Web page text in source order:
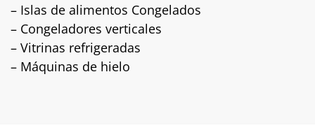
– Islas de alimentos Congelados
– Congeladores verticales
– Vitrinas refrigeradas
– Máquinas de hielo